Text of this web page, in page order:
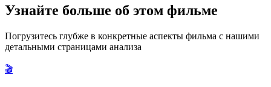
Узнайте больше об этом фильме
Погрузитесь глубже в конкретные аспекты фильма с нашими
детальными страницами анализа
🎬